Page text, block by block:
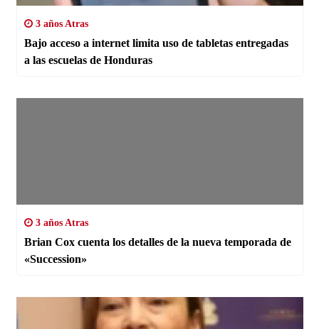
3 años Atras
Bajo acceso a internet limita uso de tabletas entregadas
a las escuelas de Honduras
3 años Atras
Brian Cox cuenta los detalles de la nueva temporada de
«Succession»